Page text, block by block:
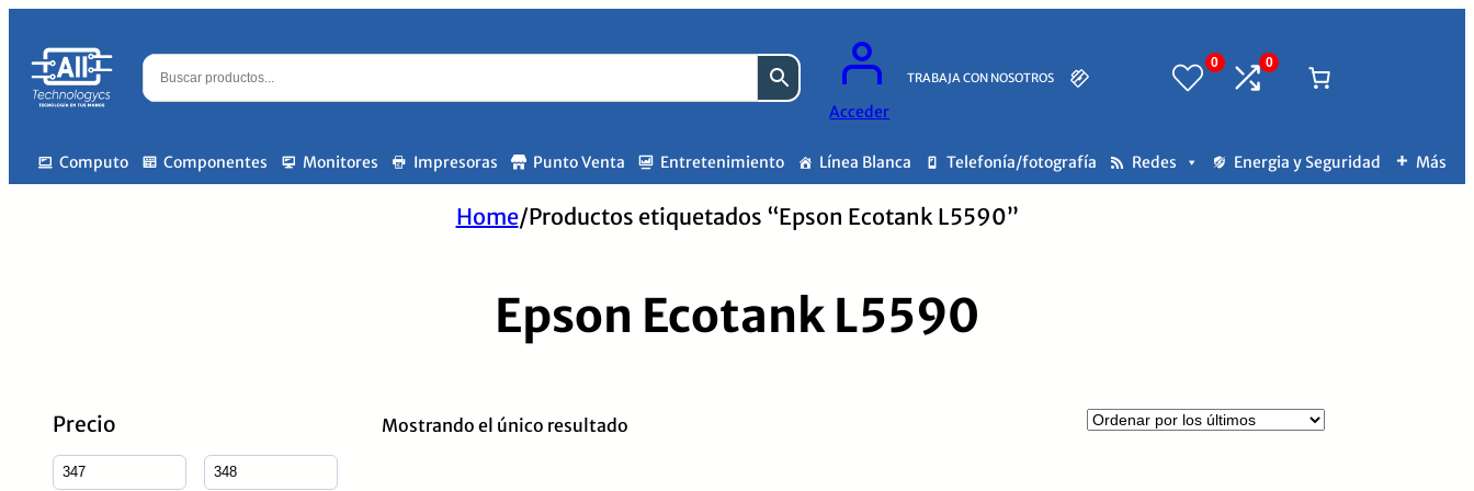
Acceder
TRABAJA CON NOSOTROS
0 0
Computo Componentes Monitores Impresoras Punto Venta Entretenimiento Línea Blanca Telefonía/fotografía Redes Energia y Seguridad Más
Home/Productos etiquetados “Epson Ecotank L5590”
Epson Ecotank L5590
Precio Mostrando el único resultado